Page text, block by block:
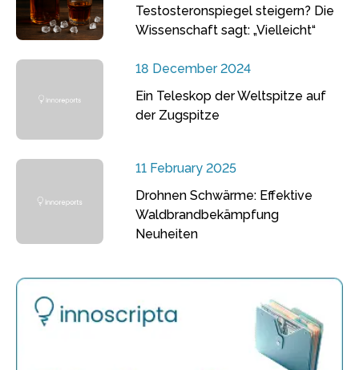
Testosteronspiegel steigern? Die
Wissenschaft sagt: „Vielleicht“
18 December 2024
Ein Teleskop der Weltspitze auf
der Zugspitze
11 February 2025
Drohnen Schwärme: Effektive
Waldbrandbekämpfung
Neuheiten